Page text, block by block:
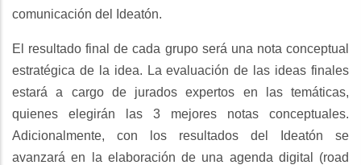
comunicación del Ideatón.
El resultado final de cada grupo será una nota conceptual
estratégica de la idea. La evaluación de las ideas finales
estará a cargo de jurados expertos en las temáticas,
quienes elegirán las 3 mejores notas conceptuales.
Adicionalmente, con los resultados del Ideatón se
avanzará en la elaboración de una agenda digital (road